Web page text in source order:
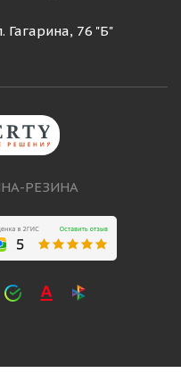
Гагарина, 76 "Б"
РЕЗИНА